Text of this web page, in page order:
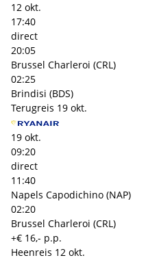
12 okt.
17:40
direct
20:05
Brussel Charleroi (CRL)
02:25
Brindisi (BDS)
Terugreis 19 okt.
19 okt.
09:20
direct
11:40
Napels Capodichino (NAP)
02:20
Brussel Charleroi (CRL)
+€ 16,- p.p.
Heenreis 12 okt.